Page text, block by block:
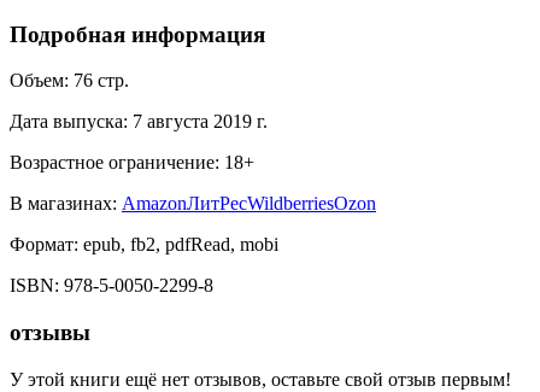
Подробная информация
Объем: 76 стр.
Дата выпуска: 7 августа 2019 г.
Возрастное ограничение: 18+
В магазинах: AmazonЛитРесWildberriesOzon
Формат: epub, fb2, pdfRead, mobi
ISBN: 978-5-0050-2299-8
отзывы
У этой книги ещё нет отзывов, оставьте свой отзыв первым!